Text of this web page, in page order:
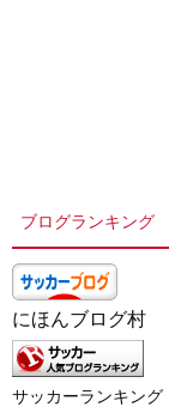
ブログランキング
にほんブログ村
サッカーランキング